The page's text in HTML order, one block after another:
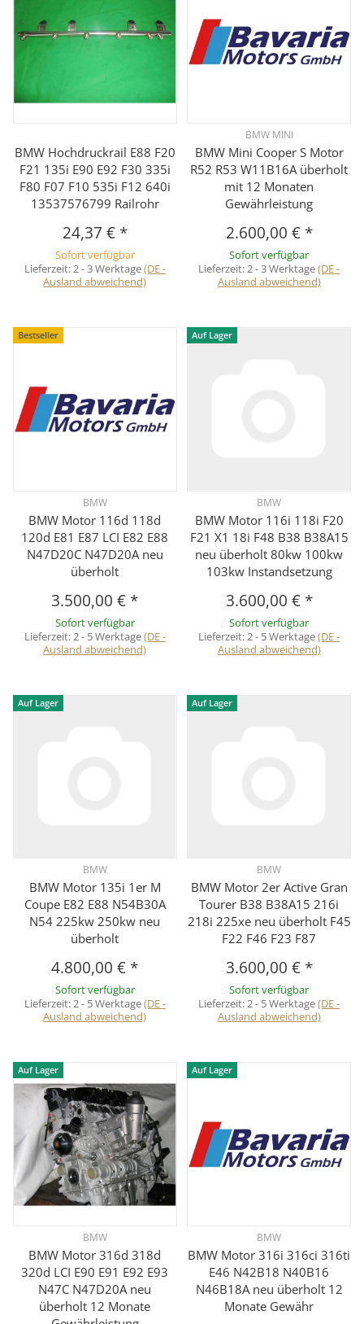
BMW Hochdruckrail E88 F20
F21 135i E90 E92 F30 335i
F80 F07 F10 535i F12 640i
13537576799 Railrohr
24,37 € *
Sofort verfügbar
Lieferzeit:2 - 3 Werktage(DE -
Ausland abweichend)
BMW MINI
BMW Mini Cooper S Motor
R52 R53 W11B16A überholt
mit 12 Monaten
Gewährleistung
2.600,00 € *
Sofort verfügbar
Lieferzeit:2 - 3 Werktage(DE -
Ausland abweichend)
Bestseller
BMW
BMW Motor 116d 118d
120d E81 E87 LCI E82 E88
N47D20C N47D20A neu
überholt
3.500,00 € *
Sofort verfügbar
Lieferzeit:2 - 5 Werktage(DE -
Ausland abweichend)
Auf Lager
BMW
BMW Motor 116i 118i F20
F21 X1 18i F48 B38 B38A15
neu überholt 80kw 100kw
103kw Instandsetzung
3.600,00 € *
Sofort verfügbar
Lieferzeit:2 - 5 Werktage(DE -
Ausland abweichend)
Auf Lager
BMW
BMW Motor 135i 1er M
Coupe E82 E88 N54B30A
N54 225kw 250kw neu
überholt
4.800,00 € *
Sofort verfügbar
Lieferzeit:2 - 5 Werktage(DE -
Ausland abweichend)
Auf Lager
BMW
BMW Motor 2er Active Gran
Tourer B38 B38A15 216i
218i 225xe neu überholt F45
F22 F46 F23 F87
3.600,00 € *
Sofort verfügbar
Lieferzeit:2 - 5 Werktage(DE -
Ausland abweichend)
Auf Lager
BMW
BMW Motor 316d 318d
320d LCI E90 E91 E92 E93
N47C N47D20A neu
überholt 12 Monate
Auf Lager
BMW
BMW Motor 316i 316ci 316ti
E46 N42B18 N40B16
N46B18A neu überholt 12
Monate Gewähr